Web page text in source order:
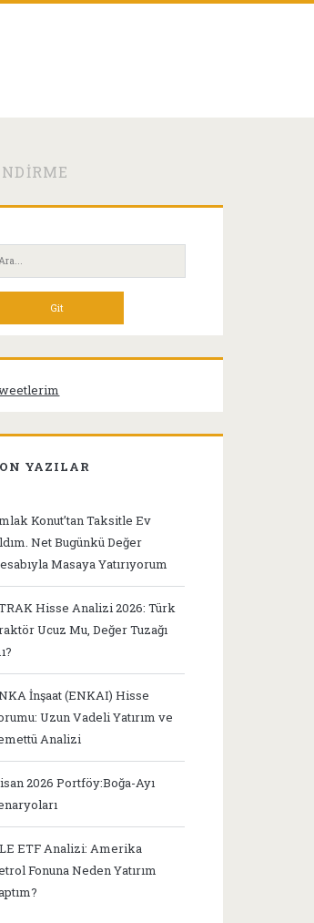
YAZILAR
Konut’tan Taksitle Ev
Net Bugünkü Değer
Masaya Yatırıyorum
Hisse Analizi 2026: Türk
Ucuz Mu, Değer Tuzağı
İnşaat (ENKAI) Hisse
Uzun Vadeli Yatırım ve
Analizi
2026 Portföy:Boğa-Ayı
ETF Analizi: Amerika
Fonuna Neden Yatırım